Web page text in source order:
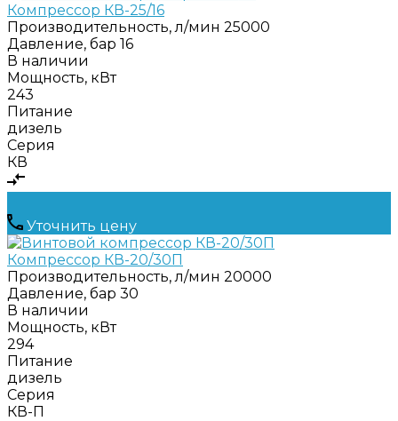
Компрессор КВ-25/16
Производительность, л/мин 25000
Давление, бар 16
В наличии
Мощность, кВт
243
Питание
дизель
Серия
КВ
Уточнить цену
Компрессор КВ-20/30П
Производительность, л/мин 20000
Давление, бар 30
В наличии
Мощность, кВт
294
Питание
дизель
Серия
КВ-П